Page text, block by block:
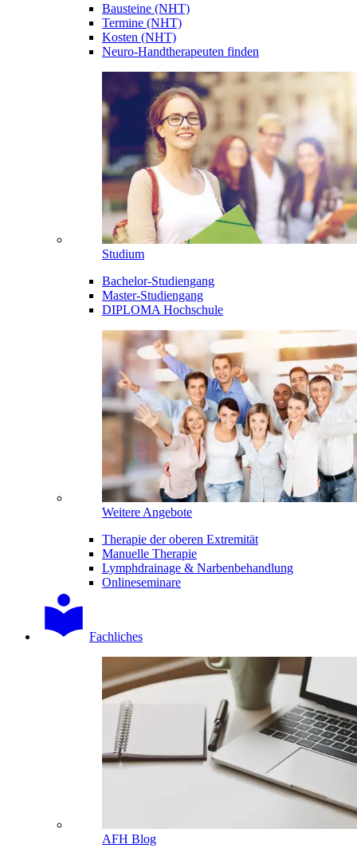
Bausteine (NHT)
Termine (NHT)
Kosten (NHT)
Neuro-Handtherapeuten finden
Studium
Bachelor-Studiengang
Master-Studiengang
DIPLOMA Hochschule
Weitere Angebote
Therapie der oberen Extremität
Manuelle Therapie
Lymphdrainage & Narbenbehandlung
Onlineseminare
Fachliches
AFH Blog